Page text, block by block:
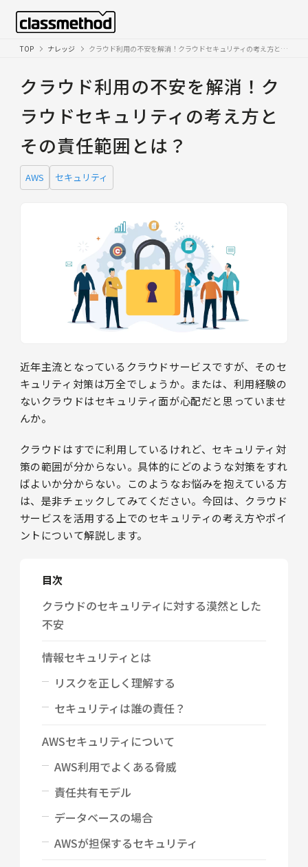
TOP ナレッジ クラウド利用の不安を解消！クラウドセキュリティの考え方とその責任範囲とは？
クラウド利用の不安を解消！ク
ラウドセキュリティの考え方と
その責任範囲とは？
AWS セキュリティ
近年主流となっているクラウドサービスですが、そのセ
キュリティ対策は万全でしょうか。または、利用経験の
ないクラウドはセキュリティ面が心配だと思っていませ
んか。
クラウドはすでに利用しているけれど、セキュリティ対
策の範囲が分からない。具体的にどのような対策をすれ
ばよいか分からない。このようなお悩みを抱えている方
は、是非チェックしてみてください。今回は、クラウド
サービスを活用する上でのセキュリティの考え方やポイ
ントについて解説します。
目次
クラウドのセキュリティに対する漠然とした
不安
情報セキュリティとは
リスクを正しく理解する
セキュリティは誰の責任？
AWSセキュリティについて
AWS利用でよくある脅威
責任共有モデル
データベースの場合
AWSが担保するセキュリティ